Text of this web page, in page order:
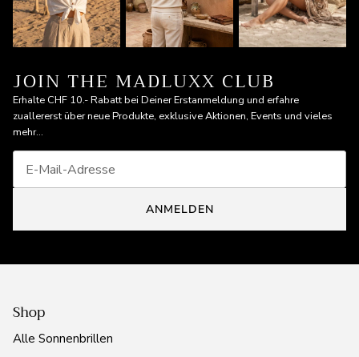
JOIN THE MADLUXX CLUB
Erhalte CHF 10.- Rabatt bei Deiner Erstanmeldung und erfahre
zuallererst über neue Produkte, exklusive Aktionen, Events und vieles
mehr...
ANMELDEN
Shop
Alle Sonnenbrillen